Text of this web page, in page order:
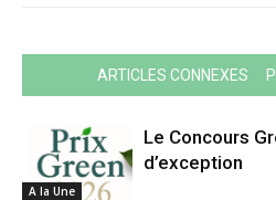
ARTICLES CONNEXES
A la Une
Le Concours
d’exception